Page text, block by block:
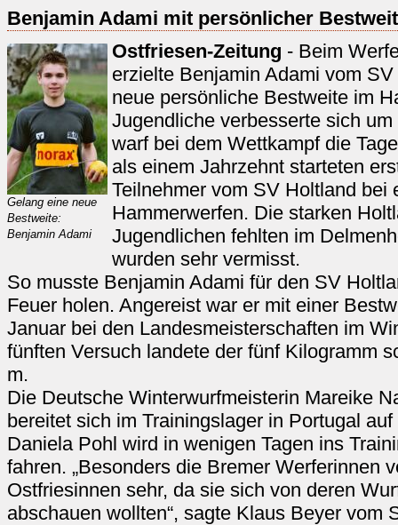
Benjamin Adami mit persönlicher
Gelang eine neue
Bestweite:
Benjamin Adami
Ostfriesen-Zeitung - Beim
erzielte Benjamin Adami vom
neue persönliche Bestweite im
Jugendliche verbesserte sich
warf bei dem Wettkampf die
als einem Jahrzehnt starteten
Teilnehmer vom SV Holtland bei
Hammerwerfen. Die starken
Jugendlichen fehlten im
wurden sehr vermisst.
So musste Benjamin Adami für den SV
Feuer holen. Angereist war er mit einer
Januar bei den Landesmeisterschaften im
fünften Versuch landete der fünf Kilogramm
m.
Die Deutsche Winterwurfmeisterin Mareike
bereitet sich im Trainingslager in Portugal
Daniela Pohl wird in wenigen Tagen ins
fahren. „Besonders die Bremer Werferinnen
Ostfriesinnen sehr, da sie sich von deren
abschauen wollten“, sagte Klaus Beyer vom